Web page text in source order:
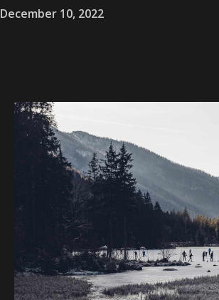
December 10, 2022